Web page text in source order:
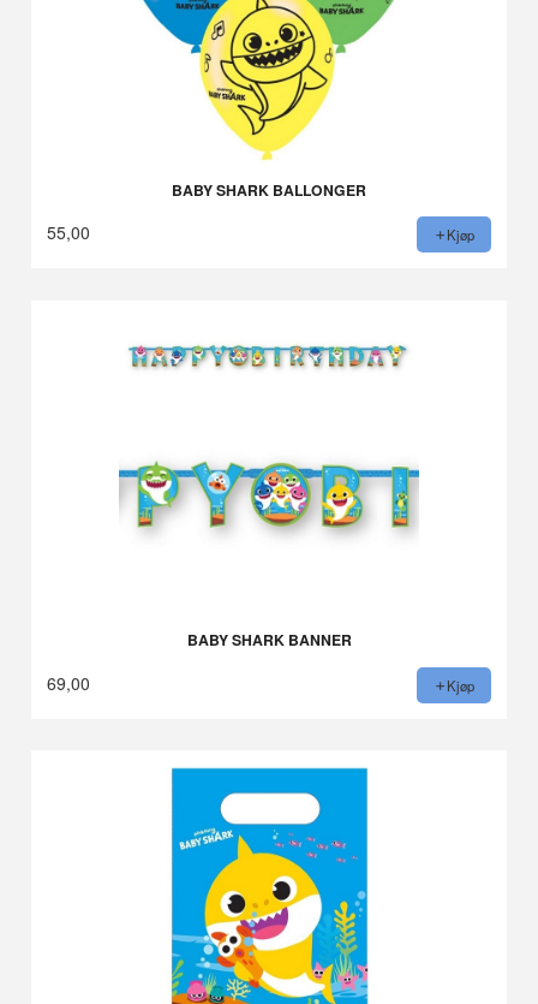
BABY SHARK BALLONGER
55,00 Kjøp
BABY SHARK BANNER
69,00 Kjøp